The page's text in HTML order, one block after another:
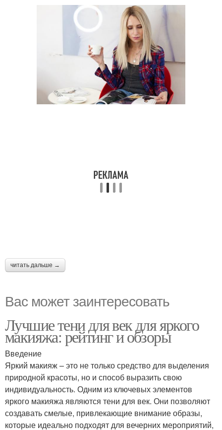
читать дальше →
Вас может заинтересовать
Лучшие тени для век для яркого
макияжа: рейтинг и обзоры
Введение
Яркий макияж – это не только средство для выделения
природной красоты, но и способ выразить свою
индивидуальность. Одним из ключевых элементов
яркого макияжа являются тени для век. Они позволяют
создавать смелые, привлекающие внимание образы,
которые идеально подходят для вечерних мероприятий,